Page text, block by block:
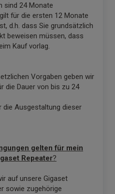
sind 24 Monate
für die ersten 12 Monate
d.h. dass Sie grundsätzlich
beweisen müssen, dass
Kauf vorlag.
Vorgaben geben wir
die Dauer von bis zu 24
die Ausgestaltung dieser
gelten für mein
Repeater?
auf unsere Gigaset
sowie zugehörige